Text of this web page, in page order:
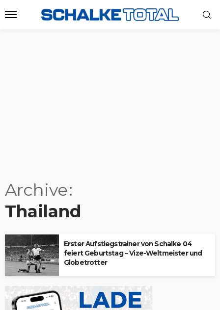
Archive
Thailand
Erster Aufstiegstrainer von Schalke 04
feiert Geburtstag – Vize-Weltmeister und
Globetrotter